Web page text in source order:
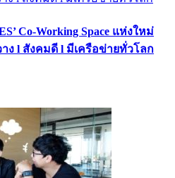
Co-Working Space แห่งใหม่
ง l สังคมดี l มีเครือข่ายทั่วโลก